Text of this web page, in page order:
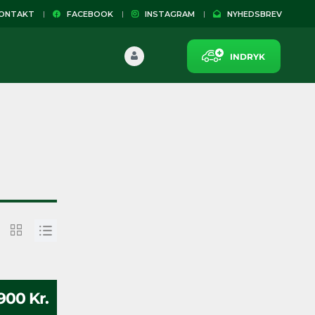
FACEBOOK INSTAGRAM NYHEDSBREV
INDRYK
Kr.